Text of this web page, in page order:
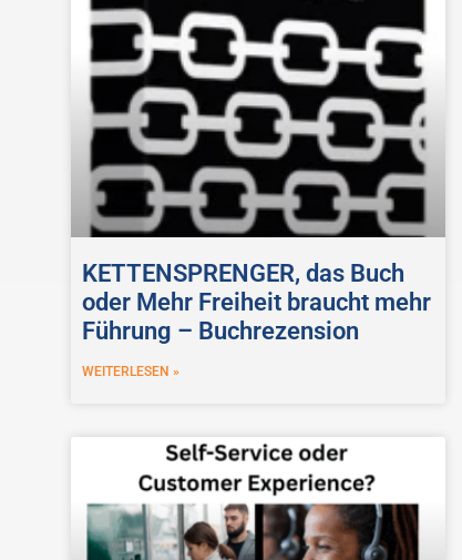
KETTENSPRENGER, das Buch
oder Mehr Freiheit braucht mehr
Führung – Buchrezension
WEITERLESEN »